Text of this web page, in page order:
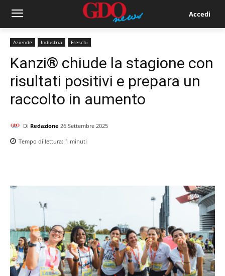
Accedi
Aziende Industria Freschi
Kanzi® chiude la stagione con
risultati positivi e prepara un
raccolto in aumento
Di Redazione 26 Settembre 2025
Tempo di lettura: 1 minuti